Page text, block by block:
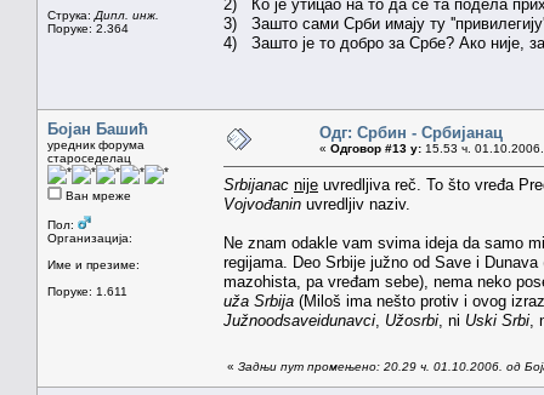
Струка: Дипл. инж.
Поруке: 2.364
2) Ко је утицао на то да се та подела
3) Зашто сами Срби имају ту
4) Зашто је то добро за Србе? Ако није,
Бојан Башић
уредник форума
староседелац
Ван мреже
Пол:
Организација:
Име и презиме:
Поруке: 1.611
Одг: Србин - Србијанац
« Одговор #13 у: 15.53 ч.
Srbijanac nije uvredljiva reč. To što vređa
Vojvođanin uvredljiv naziv.
Ne znam odakle vam svima ideja da samo
regijama. Deo Srbije južno od Save i
mazohista, pa vređam sebe), nema neko
uža Srbija (Miloš ima nešto protiv i ovog
Južnoodsaveidunavci Užosrbi , ni Uski Srbi
« Задњи пут промењено: 20.29 ч. 01.10.2006. од